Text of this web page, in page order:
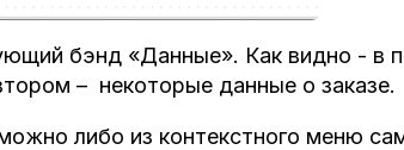
бэнд «Данные». Как видно - в
– некоторые данные о заказе.
либо из контекстного меню